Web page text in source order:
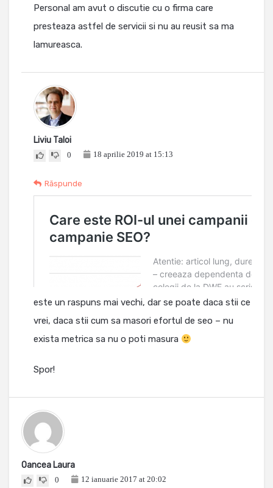
Personal am avut o discutie cu o firma care
presteaza astfel de servicii si nu au reusit sa ma
lamureasca.
Liviu Taloi
0 18 aprilie 2019 at 15:13
Răspunde
este un raspuns mai vechi, dar se poate daca stii ce
vrei, daca stii cum sa masori efortul de seo – nu
exista metrica sa nu o poti masura
Spor!
Oancea Laura
0 12 ianuarie 2017 at 20:02